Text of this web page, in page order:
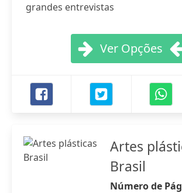
grandes entrevistas
Ver Opções
Artes
Brasil
Número de